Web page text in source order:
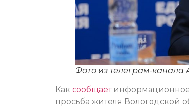
Фото из телеграм-канала
Как сообщаетинформационное
просьба жителя Вологодской